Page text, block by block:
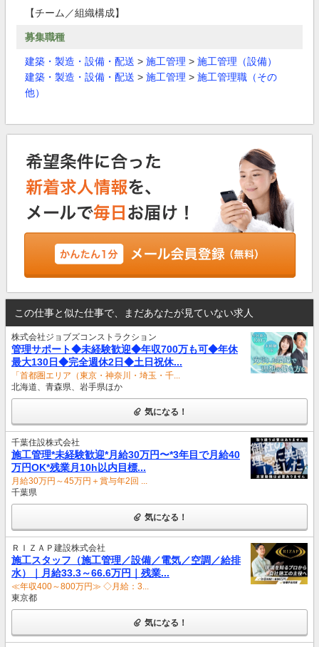
【チーム／組織構成】
募集職種
建築・製造・設備・配送 > 施工管理 > 施工管理（設備）
建築・製造・設備・配送 > 施工管理 > 施工管理職（その
他）
この仕事と似た仕事で、まだあなたが見ていない求人
株式会社ジョブズコンストラクション
管理サポート◆未経験歓迎◆年収700万も可◆年休
最大130日◆完全週休2日◆土日祝休...
「首都圏エリア（東京・神奈川・埼玉・千...
北海道、青森県、岩手県ほか
気になる！
千葉住設株式会社
施工管理*未経験歓迎*月給30万円〜*3年目で月給40
万円OK*残業月10h以内目標...
月給30万円～45万円＋賞与年2回 ...
千葉県
気になる！
ＲＩＺＡＰ建設株式会社
施工スタッフ（施工管理／設備／電気／空調／給排
水）｜月給33.3～66.6万円｜残業...
≪年収400～800万円≫ ◇月給：3...
東京都
気になる！